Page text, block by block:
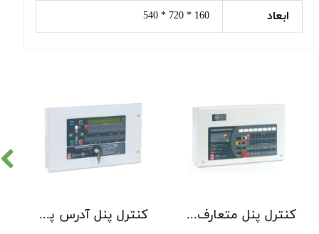
ابعاد 160 * 720 * 540
کنترل پنل آدرس پذیر C-TEC سری XFP دو لوپ 32 زون کنترل پنل متعارف C-TEC سری CFP 8 Zone